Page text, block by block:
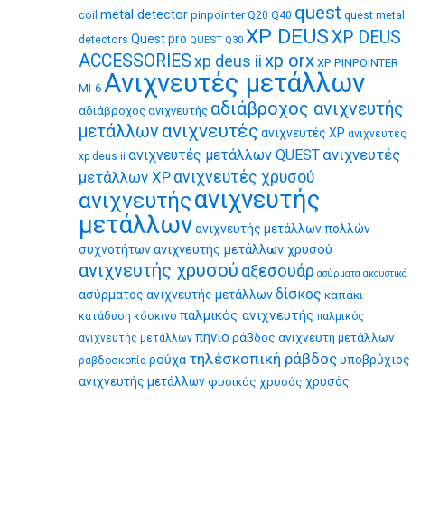
coil metal detector pinpointer Q20 Q40 quest quest metal
detectors Quest pro QUEST Q30 XP DEUSXP DEUS
ACCESSORIES xp deus ii xp orx XP PINPOINTER
MI-6 Ανιχνευτές μετάλλων
αδιάβροχος ανιχνευτής αδιάβροχος ανιχνευτής
μετάλλων ανιχνευτές ανιχνευτές XP ανιχνευτές
xp deus ii ανιχνευτές μετάλλων QUEST ανιχνευτές
μετάλλων XP ανιχνευτές χρυσού
ανιχνευτήςανιχνευτής
μετάλλωνανιχνευτής μετάλλων πολλών
συχνοτήτωνανιχνευτής μετάλλων χρυσού
ανιχνευτής χρυσού αξεσουάρ ασύρματα ακουστικά
ασύρματος ανιχνευτής μετάλλωνδίσκος καπάκι
κατάδυση κόσκινο παλμικός ανιχνευτής παλμικός
ανιχνευτής μετάλλων πηνίο ράβδος ανιχνευτή μετάλλων
ραβδοσκοπία ρούχα τηλέσκοπική ράβδοςυποβρύχιος
ανιχνευτής μετάλλωνφυσικός χρυσός χρυσός